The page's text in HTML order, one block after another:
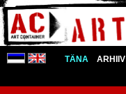
TÄNA ARHIIV